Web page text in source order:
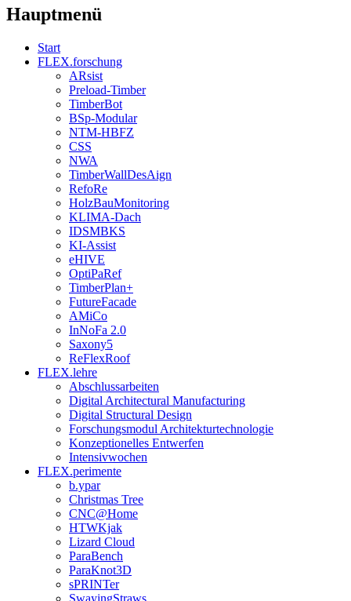
Hauptmenü
Start
FLEX.forschung
ARsist
Preload-Timber
TimberBot
BSp-Modular
NTM-HBFZ
CSS
NWA
TimberWallDesAign
RefoRe
HolzBauMonitoring
KLIMA-Dach
IDSMBKS
KI-Assist
eHIVE
OptiPaRef
TimberPlan+
FutureFacade
AMiCo
InNoFa 2.0
Saxony5
ReFlexRoof
FLEX.lehre
Abschlussarbeiten
Digital Architectural Manufacturing
Digital Structural Design
Forschungsmodul Architekturtechnologie
Konzeptionelles Entwerfen
Intensivwochen
FLEX.perimente
b.ypar
Christmas Tree
CNC@Home
HTWKjak
Lizard Cloud
ParaBench
ParaKnot3D
sPRINTer
SwayingStraws